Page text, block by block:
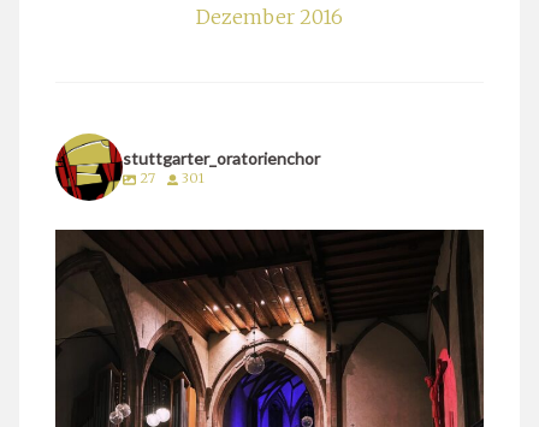
Dezember 2016
stuttgarter_oratorienchor
27 301
stuttgarter_oratorienchor
März 24